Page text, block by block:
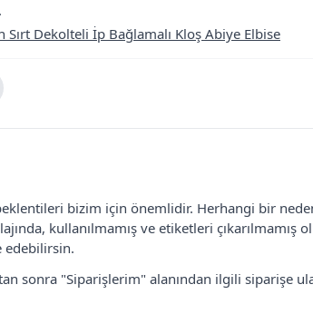
Sırt Dekolteli İp Bağlamalı Kloş Abiye Elbise
bizim için önemlidir. Herhangi bir
kullanılmamış ve etiketleri çıkarılmamış
edebilirsin.
sonra "Siparişlerim" alanından ilgili siparişe